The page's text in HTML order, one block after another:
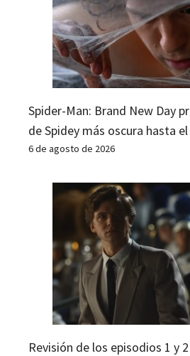
Spider-Man: Brand New Day
de Spidey más oscura hasta
6 de agosto de 2026
Revisión de los episodios 1 y